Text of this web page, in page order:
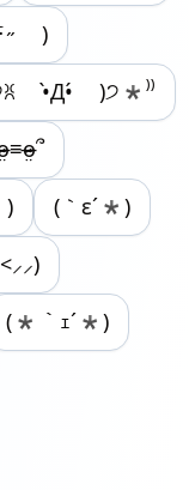
̆˶ )
•̀Д•́ )੭*⁾⁾
(｀ε´*)
(*｀ｪ´*)